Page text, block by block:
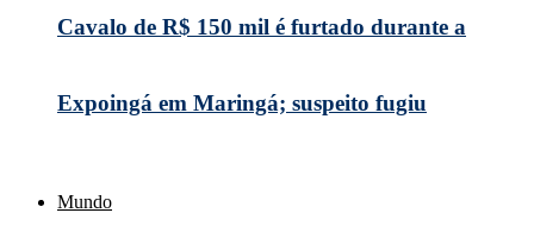
Cavalo de R$ 150 mil é furtado durante a
Expoingá em Maringá; suspeito fugiu
Mundo